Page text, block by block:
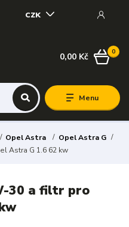
Menu
CZK
0
0,00 Kč
Opel Astra
Opel Astra G
Astra G 1.6 62 kw
30 a filtr pro